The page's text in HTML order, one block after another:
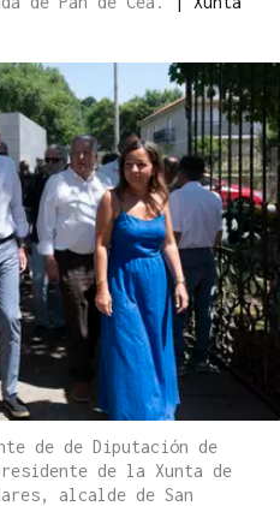
de de Diputación de
de la Xunta de
alcalde de San